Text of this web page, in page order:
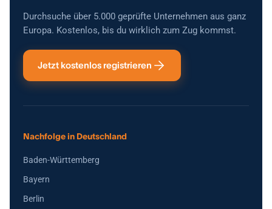
Durchsuche über 5.000 geprüfte Unternehmen aus ganz
Europa. Kostenlos, bis du wirklich zum Zug kommst.
Jetzt kostenlos registrieren
Nachfolge in Deutschland
Baden-Württemberg
Bayern
Berlin